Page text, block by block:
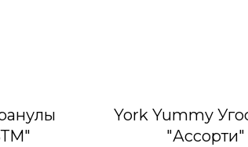
York Yummy
"Ассорти"